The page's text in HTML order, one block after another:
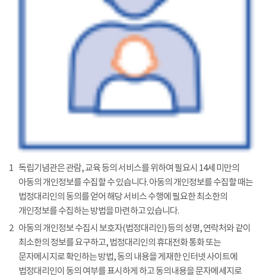
1 독립기념관은 관람, 교육 등의 서비스를 위하여 필요시 14세 미만의
아동의 개인정보를 수집할 수 있습니다. 아동의 개인정보를 수집할 때는
법정대리인의 동의를 얻어 해당 서비스 수행에 필요한 최소한의
개인정보를 수집하는 방법을 마련하고 있습니다.
2 아동의 개인정보 수집시 보호자(법정대리인) 등의 성명, 연락처와 같이
최소한의 정보를 요구하고, 법정대리인의 휴대전화 통화 또는
문자메시지로 확인하는 방법, 동의 내용을 게재한 인터넷 사이트에
법정대리인이 동의 여부를 표시하게 하고 동의내용을 문자메세지로